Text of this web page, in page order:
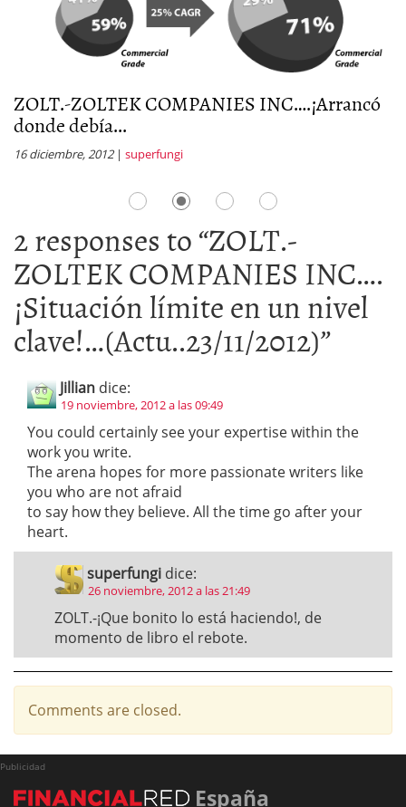
ZOLT.-ZOLTEK COMPANIES INC….¡Arrancó
donde debía...
16 diciembre, 2012| superfungi
2 responses to “ZOLT.-
ZOLTEK COMPANIES INC….
¡Situación límite en un nivel
clave!…(Actu..23/11/2012)”
Jillian dice:
19 noviembre, 2012 a las 09:49
You could certainly see your expertise within the
work you write.
The arena hopes for more passionate writers like
you who are not afraid
to say how they believe. All the time go after your
heart.
superfungi dice:
26 noviembre, 2012 a las 21:49
ZOLT.-¡Que bonito lo está haciendo!, de
momento de libro el rebote.
Comments are closed.
Publicidad
España